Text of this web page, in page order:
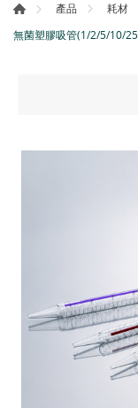
產品 耗材
無菌塑膠吸管(1/2/5/10/